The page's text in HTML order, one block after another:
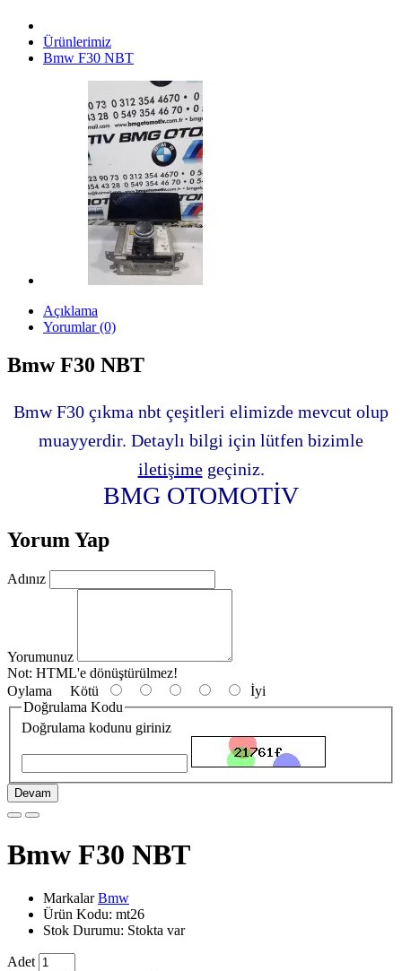
Ürünlerimiz
Bmw F30 NBT
Açıklama
Yorumlar (0)
Bmw F30 NBT
Bmw F30 çıkma nbt çeşitleri elimizde mevcut olup
muayyerdir. Detaylı bilgi için lütfen bizimle
iletişimegeçiniz.
BMG OTOMOTİV
Yorum Yap
Adınız
Yorumunuz
Not: HTML'e dönüştürülmez!
Oylama Kötü
İyi
Doğrulama Kodu
Doğrulama kodunu giriniz
Devam
Bmw F30 NBT
MarkalarBmw
Ürün Kodu: mt26
Stok Durumu: Stokta var
Adet